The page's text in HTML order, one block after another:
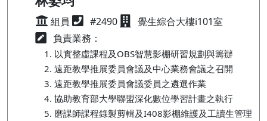
組員 #2490
覺生綜合大樓i101室
負責業務：
以實整虛課程及OBS智慧影棚研習規劃與籌辦
遠距教學推展委員會議及中心業務會議之召開
遠距教學推展委員會議委員之遴選作業
協助教育部大學聯盟深化數位學習計畫之執行
磨課師課程錄製剪輯及I408影棚維護及工讀生管理